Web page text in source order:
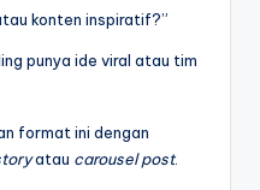
konten inspiratif?”
punya ide viral atau tim
format ini dengan
atau carousel post.